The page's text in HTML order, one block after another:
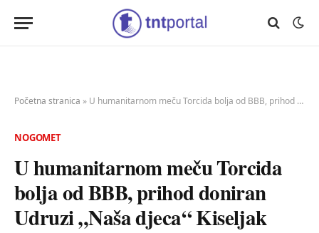
Početna stranica » U humanitarnom meču Torcida bolja od BBB, prihod doniran Udruzi „Naša djeca“ Kiseljak
NOGOMET
U humanitarnom meču Torcida
bolja od BBB, prihod doniran
Udruzi „Naša djeca“ Kiseljak